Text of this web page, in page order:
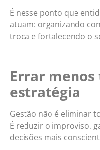
É nesse ponto que
atuam: organizando
troca e fortalecendo o
Errar
estratégia
Gestão não é eliminar
É reduzir o improviso,
decisões mais